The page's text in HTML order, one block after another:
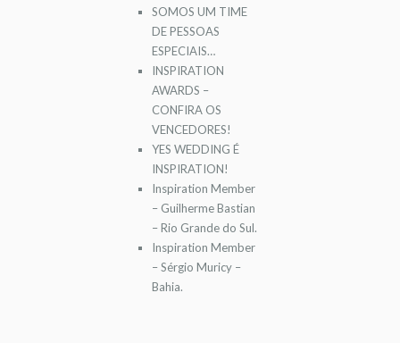
SOMOS UM TIME
DE PESSOAS
ESPECIAIS…
INSPIRATION
AWARDS –
CONFIRA OS
VENCEDORES!
YES WEDDING É
INSPIRATION!
Inspiration Member
– Guilherme Bastian
– Rio Grande do Sul.
Inspiration Member
– Sérgio Muricy –
Bahia.